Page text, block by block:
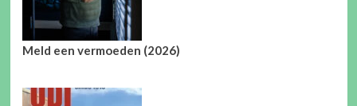
Meld een vermoeden (2026)